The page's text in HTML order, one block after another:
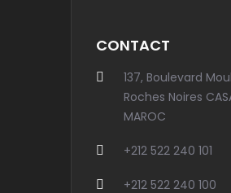
CONTACT
137, Boulevard
Roches Noires
MAROC
+212 522 240 101
+212 522 240 100